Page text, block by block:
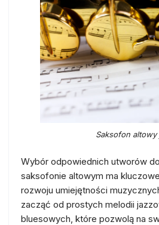
Saksofon altowy
Wybór odpowiednich utworów
saksofonie altowym ma
rozwoju umiejętności
zacząć od prostych melodii
bluesowych, które pozwolą na